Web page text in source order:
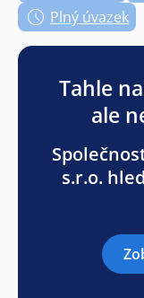
Plný úvazek
Tahle
ale
s.r.o.